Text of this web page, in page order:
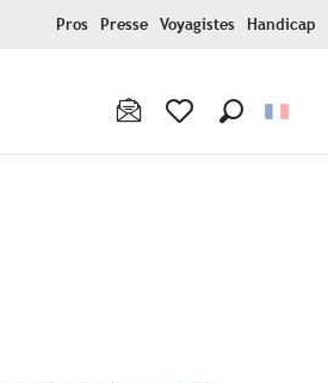
Pros Presse Voyagistes Handicap